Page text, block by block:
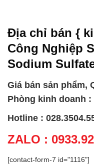
Địa chỉ bán {
Công Nghiệp
Sodium
Giá bán sản phẩm,
Phòng kinh doanh :
Hotline :
ZALO :
[contact-form-7 id="1116"]